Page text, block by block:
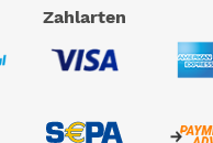
Zahlarten